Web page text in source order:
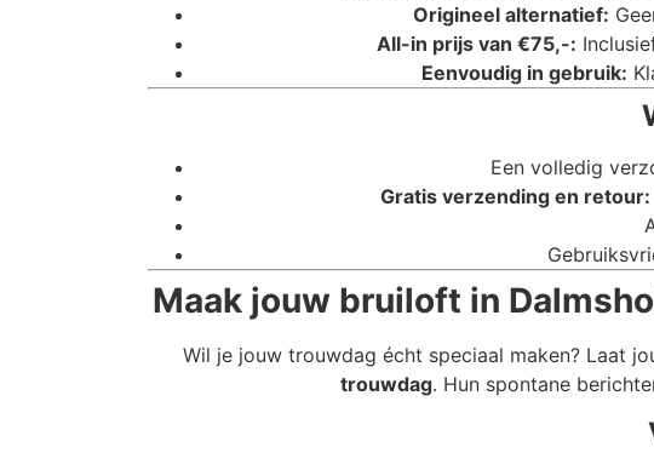
Origineel alternatief:
All-in prijs van €75,-:
Eenvoudig in gebruik:
Een volledig
Gratis verzending en retour:
Maak jouw bruiloft in
Wil je jouw trouwdag écht speciaal maken? Laat
trouwdag. Hun spontane